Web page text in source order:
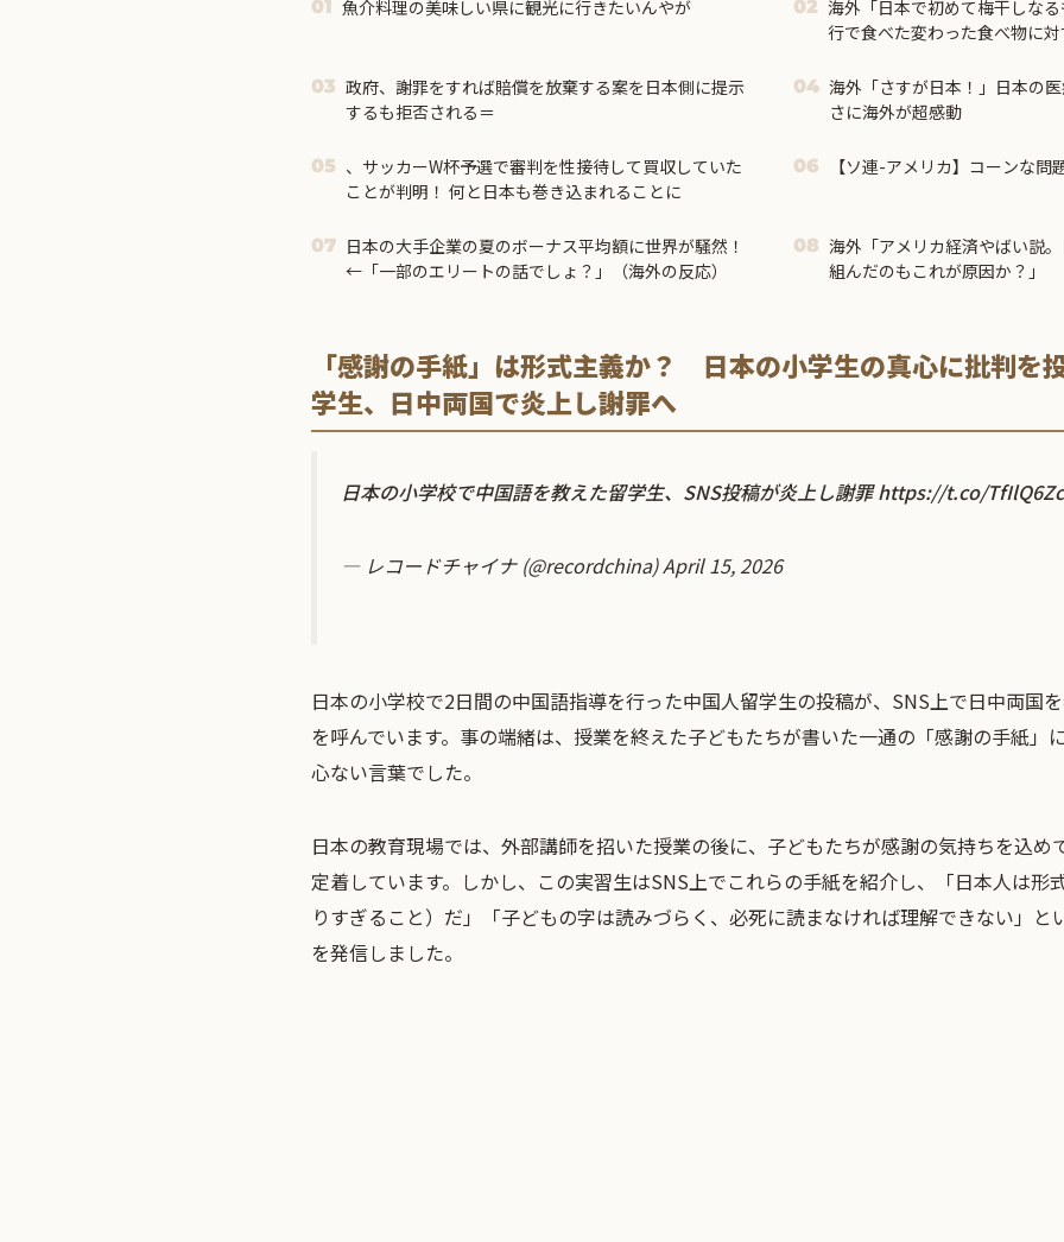
01 魚介料理の美味しい県に観光に行きたいんやが 02 海外「日本で初めて梅干しな
行で食べた変わった食べ物に
03 政府、謝罪をすれば賠償を放棄する案を日本側に提示
するも拒否される＝
04 海外「さすが日本！」日本の
さに海外が超感動
05 、サッカーW杯予選で審判を性接待して買収していた
ことが判明！ 何と日本も巻き込まれることに
06 【ソ連-アメリカ】コーンな問
07 日本の大手企業の夏のボーナス平均額に世界が騒然！
←「一部のエリートの話でしょ？」（海外の反応）
08 海外「アメリカ経済やばい説
組んだのもこれが原因か？」
「感謝の手紙」は形式主義か？ 日本の小学生の真心に批判を
学生、日中両国で炎上し謝罪へ
日本の小学校で中国語を教えた留学生、SNS投稿が炎上し謝罪https://t.co/
— レコードチャイナ (@recordchina)April 15, 2026
日本の小学校で2日間の中国語指導を行った中国人留学生の投稿が、SNS上で日中両国
を呼んでいます。事の端緒は、授業を終えた子どもたちが書いた一通の「感謝の手紙」
心ない言葉でした。
日本の教育現場では、外部講師を招いた授業の後に、子どもたちが感謝の気持ちを込め
定着しています。しかし、この実習生はSNS上でこれらの手紙を紹介し、「日本人は形
りすぎること）だ」「子どもの字は読みづらく、必死に読まなければ理解できない」と
を発信しました。